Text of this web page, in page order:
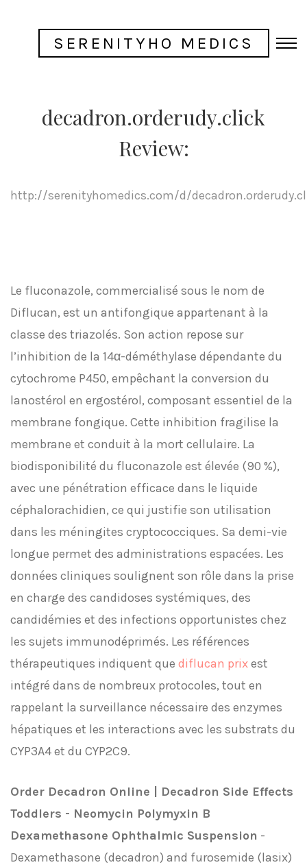
SERENITYHO MEDICS
decadron.orderudy.click
Review:
http://serenityhomedics.com/d/
Le fluconazole, commercialisé sous le nom de
Diflucan, est un antifongique appartenant à la
classe des triazolés. Son action repose sur
l’inhibition de la 14α-déméthylase dépendante du
cytochrome P450, empêchant la conversion du
lanostérol en ergostérol, composant essentiel de la
membrane fongique. Cette inhibition fragilise la
membrane et conduit à la mort cellulaire. La
biodisponibilité du fluconazole est élevée (90 %),
avec une pénétration efficace dans le liquide
céphalorachidien, ce qui justifie son utilisation
dans les méningites cryptococciques. Sa demi-vie
longue permet des administrations espacées. Les
données cliniques soulignent son rôle dans la prise
en charge des candidoses systémiques, des
candidémies et des infections opportunistes chez
les sujets immunodéprimés. Les références
thérapeutiques indiquent que diflucan prixest
intégré dans de nombreux protocoles, tout en
rappelant la surveillance nécessaire des enzymes
hépatiques et les interactions avec les substrats du
CYP3A4 et du CYP2C9.
Order Decadron Online | Decadron Side Effects
Toddlers - Neomycin Polymyxin B
Dexamethasone Ophthalmic Suspension -
Dexamethasone (decadron) and furosemide (lasix)